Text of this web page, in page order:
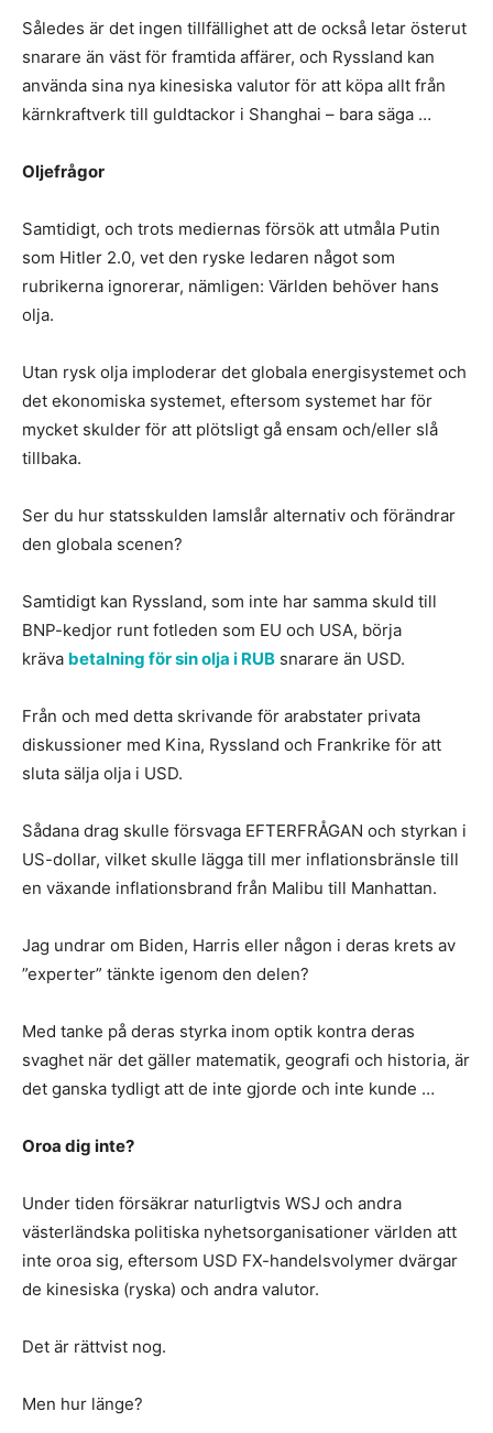
Således är det ingen tillfällighet att de också letar österut
snarare än väst för framtida affärer, och Ryssland kan
använda sina nya kinesiska valutor för att köpa allt från
kärnkraftverk till guldtackor i Shanghai – bara säga …
Oljefrågor
Samtidigt, och trots mediernas försök att utmåla Putin
som Hitler 2.0, vet den ryske ledaren något som
rubrikerna ignorerar, nämligen: Världen behöver hans
olja.
Utan rysk olja imploderar det globala energisystemet och
det ekonomiska systemet, eftersom systemet har för
mycket skulder för att plötsligt gå ensam och/eller slå
tillbaka.
Ser du hur statsskulden lamslår alternativ och förändrar
den globala scenen?
Samtidigt kan Ryssland, som inte har samma skuld till
BNP-kedjor runt fotleden som EU och USA, börja
kräva betalning för sin olja i RUB snarare än USD.
Från och med detta skrivande för arabstater privata
diskussioner med Kina, Ryssland och Frankrike för att
sluta sälja olja i USD.
Sådana drag skulle försvaga EFTERFRÅGAN och styrkan i
US-dollar, vilket skulle lägga till mer inflationsbränsle till
en växande inflationsbrand från Malibu till Manhattan.
Jag undrar om Biden, Harris eller någon i deras krets av
”experter” tänkte igenom den delen?
Med tanke på deras styrka inom optik kontra deras
svaghet när det gäller matematik, geografi och historia, är
det ganska tydligt att de inte gjorde och inte kunde …
Oroa dig inte?
Under tiden försäkrar naturligtvis WSJ och andra
västerländska politiska nyhetsorganisationer världen att
inte oroa sig, eftersom USD FX-handelsvolymer dvärgar
de kinesiska (ryska) och andra valutor.
Det är rättvist nog.
Men hur länge?